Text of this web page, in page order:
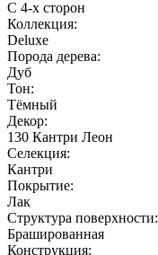
С 4-х сторон
Коллекция:
Deluxe
Порода дерева:
Дуб
Тон:
Тёмный
Декор:
130 Кантри Леон
Селекция:
Кантри
Покрытие:
Лак
Структура поверхности:
Брашированная
Конструкция: